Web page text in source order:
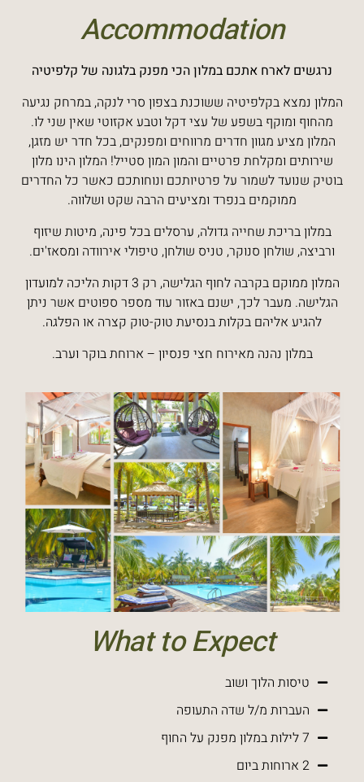
Accommodation
נרגשים לארח אתכם במלון הכי מפנק בלגונה של קלפיטיה
המלון נמצא בקלפיטיה ששוכנת בצפון סרי לנקה, במרחק נגיעה
מהחוף ומוקף בשפע של עצי דקל וטבע אקזוטי שאין שני לו.
המלון מציע מגוון חדרים מרווחים ומפנקים, בכל חדר יש מזגן,
שירותים ומקלחת פרטיים והמון המון סטייל! המלון הינו מלון
בוטיק שנועד לשמור על פרטיותכם ונוחותכם כאשר כל החדרים
ממוקמים בנפרד ומציעים הרבה שקט ושלווה.
במלון בריכת שחייה גדולה, ערסלים בכל פינה, מיטות שיזוף
ורביצה, שולחן סנוקר, טניס שולחן, טיפולי אירוודה ומסאז'ים.
המלון ממוקם בקרבה לחוף הגלישה, רק 3 דקות הליכה למועדון
הגלישה. מעבר לכך, ישנם באזור עוד מספר ספוטים אשר ניתן
להגיע אליהם בקלות בנסיעת טוק-טוק קצרה או הפלגה.
במלון נהנה מאירוח חצי פנסיון – ארוחת בוקר וערב.
What to Expect
טיסות הלוך ושוב
העברות מ/ל שדה התעופה
7 לילות במלון מפנק על החוף
2 ארוחות ביום